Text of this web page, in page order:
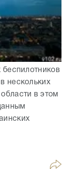
нескольких
в этом